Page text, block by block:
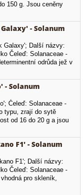
150 g. Jsou ceněny
a také odolností k
- Solanum
Galaxy'; Další názvy:
Čeleď: Solanaceae -
odrůda jež v
galaxie - pochází ze
s typickým
se oranžovo červeno
- Solanum
Čeleď: Solanaceae -
typu, zrají do sytě
od 16 do 20 g a jsou
chutné.
F1' - Solanum
F1'; Další názvy:
Čeleď: Solanaceae -
pro skleník,
válcovité a červené -